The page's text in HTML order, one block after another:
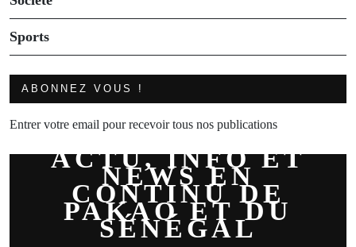
Sports
ABONNEZ VOUS !
Entrer votre email pour recevoir tous nos publications
ACTU, INFO ET
NEWS EN
CONTINU DE
PAKAO ET DU
SÉNÉGAL